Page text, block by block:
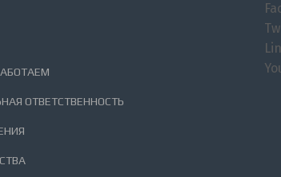
ОТВЕТСТВЕННОСТЬ